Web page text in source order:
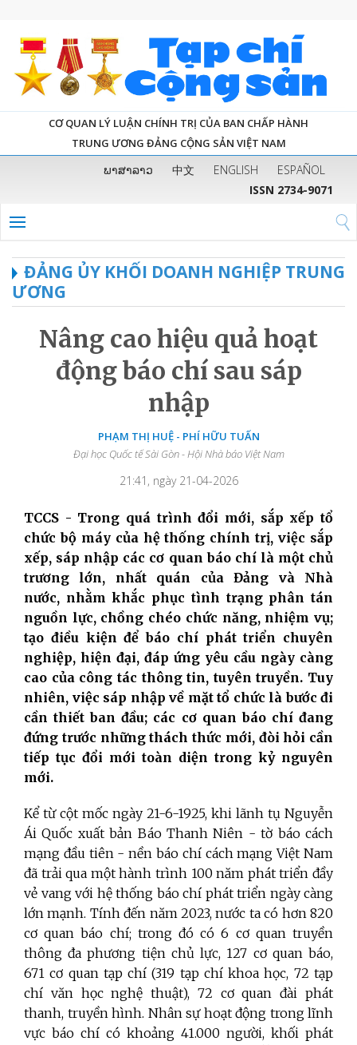
CƠ QUAN LÝ LUẬN CHÍNH TRỊ CỦA BAN CHẤP HÀNH
TRUNG ƯƠNG ĐẢNG CỘNG SẢN VIỆT NAM
ພາສາລາວ 中文 ENGLISH
ESPAÑOL
ISSN 2734-9071
ĐẢNG ỦY KHỐI DOANH NGHIỆP TRUNG
ƯƠNG
Nâng cao hiệu quả hoạt
động báo chí sau sáp
nhập
PHẠM THỊ HUỆ - PHÍ HỮU TUẤN
Đại học Quốc tế Sài Gòn - Hội Nhà báo Việt Nam
21:41, ngày 21-04-2026
TCCS - Trong quá trình đổi mới, sắp xếp tổ
chức bộ máy của hệ thống chính trị, việc sắp
xếp, sáp nhập các cơ quan báo chí là một chủ
trương lớn, nhất quán của Đảng và Nhà
nước, nhằm khắc phục tình trạng phân tán
nguồn lực, chồng chéo chức năng, nhiệm vụ;
tạo điều kiện để báo chí phát triển chuyên
nghiệp, hiện đại, đáp ứng yêu cầu ngày càng
cao của công tác thông tin, tuyên truyền. Tuy
nhiên, việc sáp nhập về mặt tổ chức là bước đi
cần thiết ban đầu; các cơ quan báo chí đang
đứng trước những thách thức mới, đòi hỏi cần
tiếp tục đổi mới toàn diện trong kỷ nguyên
mới.
Kể từ cột mốc ngày 21-6-1925, khi lãnh tụ Nguyễn
Ái Quốc xuất bản Báo Thanh Niên - tờ báo cách
mạng đầu tiên - nền báo chí cách mạng Việt Nam
đã trải qua một hành trình 100 năm phát triển đầy
vẻ vang với hệ thống báo chí phát triển ngày càng
lớn mạnh. Tính đến năm 2023, nước ta có hơn 820
cơ quan báo chí; trong đó có 6 cơ quan truyền
thông đa phương tiện chủ lực, 127 cơ quan báo,
671 cơ quan tạp chí (319 tạp chí khoa học, 72 tạp
chí văn học nghệ thuật), 72 cơ quan đài phát
thanh, truyền hình. Nhân sự hoạt động trong lĩnh
vực báo chí có khoảng 41.000 người, khối phát